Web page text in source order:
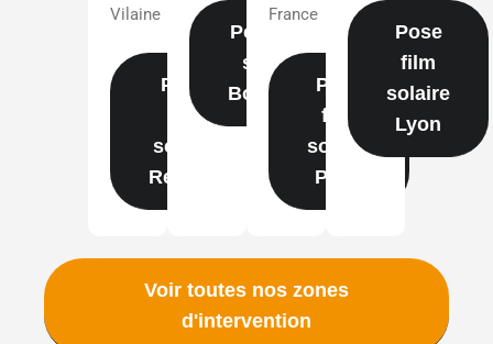
Vilaine
Pose
film
solaire
Rennes
Pose film
solaire
Bordeaux
France
Pose
film
solaire
Paris
Pose
film
solaire
Lyon
Voir toutes nos zones
d'intervention